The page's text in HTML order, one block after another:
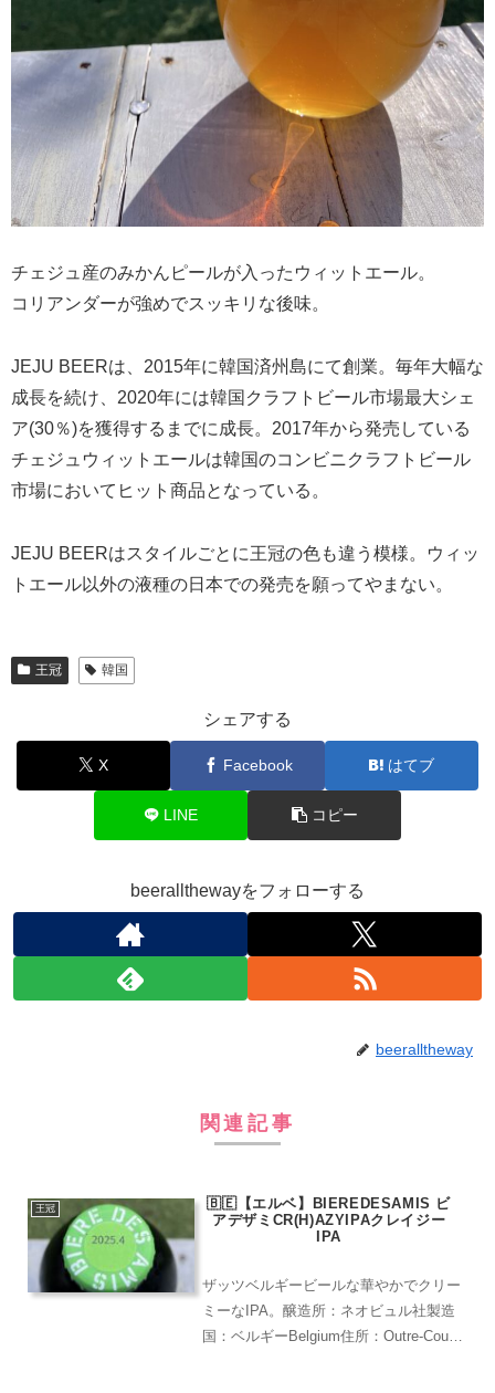
チェジュ産のみかんピールが入ったウィットエール。
コリアンダーが強めでスッキリな後味。
JEJU BEERは、2015年に韓国済州島にて創業。毎年大幅な
成長を続け、2020年には韓国クラフトビール市場最大シェ
ア(30％)を獲得するまでに成長。2017年から発売している
チェジュウィットエールは韓国のコンビニクラフトビール
市場においてヒット商品となっている。
JEJU BEERはスタイルごとに王冠の色も違う模様。ウィッ
トエール以外の液種の日本での発売を願ってやまない。
王冠 韓国
シェアする
X Facebook はてブ
LINE コピー
beerallthewayをフォローする
beeralltheway
関連記事
王冠
🇧🇪【エルベ】BIEREDESAMIS ビ
アデザミCR(H)AZYIPAクレイジー
IPA
ザッツベルギービールな華やかでクリー
ミーなIPA。醸造所：ネオビュル社製造
国：ベルギーBelgium住所：Outre-Cour